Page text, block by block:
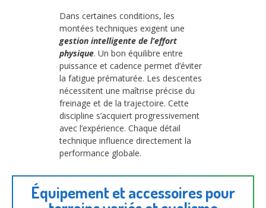
Dans certaines conditions, les
montées techniques exigent une
gestion intelligente de l’effort
physique. Un bon équilibre entre
puissance et cadence permet d’éviter
la fatigue prématurée. Les descentes
nécessitent une maîtrise précise du
freinage et de la trajectoire. Cette
discipline s’acquiert progressivement
avec l’expérience. Chaque détail
technique influence directement la
performance globale.
Équipement et accessoires pour